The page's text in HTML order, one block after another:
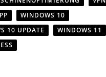
WINDOWS 10
10 UPDATE
WINDOWS 11